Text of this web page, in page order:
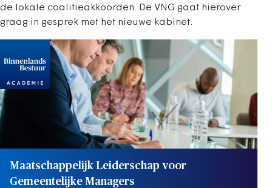
de lokale coalitieakkoorden. De VNG gaat hierover
graag in gesprek met het nieuwe kabinet.
Maatschappelijk Leiderschap voor
Gemeentelijke Managers